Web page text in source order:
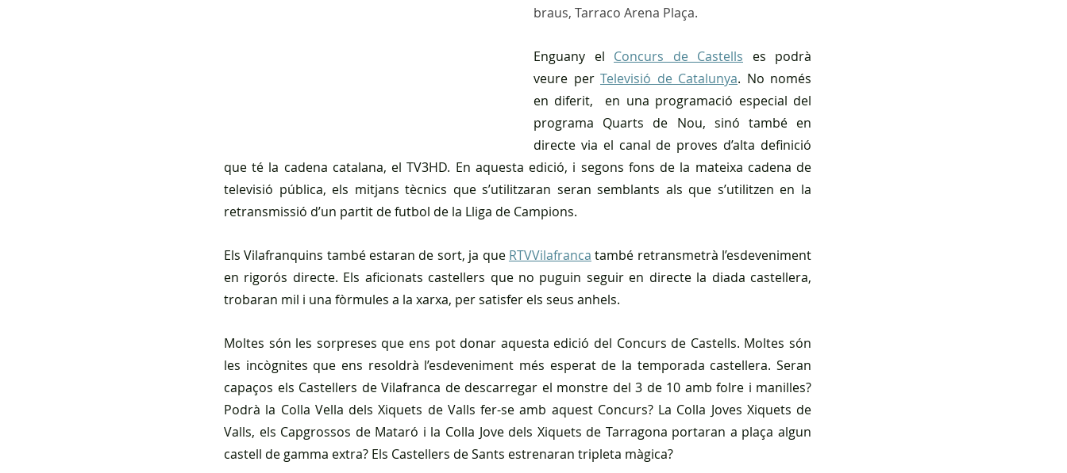
braus, Tarraco Arena Plaça.
Enguany el Concurs de Castells es podrà
veure per Televisió de Catalunya. No només
en diferit,  en una programació especial del
programa Quarts de Nou, sinó també en
directe via el canal de proves d’alta definició
que té la cadena catalana, el TV3HD. En aquesta edició, i segons fons de la mateixa cadena de
televisió pública, els mitjans tècnics que s’utilitzaran seran semblants als que s’utilitzen en la
retransmissió d’un partit de futbol de la Lliga de Campions.
Els Vilafranquins també estaran de sort, ja que RTVVilafranca també retransmetrà l’esdeveniment
en rigorós directe. Els aficionats castellers que no puguin seguir en directe la diada castellera,
trobaran mil i una fòrmules a la xarxa, per satisfer els seus anhels.
Moltes són les sorpreses que ens pot donar aquesta edició del Concurs de Castells. Moltes són
les incògnites que ens resoldrà l’esdeveniment més esperat de la temporada castellera. Seran
capaços els Castellers de Vilafranca de descarregar el monstre del 3 de 10 amb folre i manilles?
Podrà la Colla Vella dels Xiquets de Valls fer-se amb aquest Concurs? La Colla Joves Xiquets de
Valls, els Capgrossos de Mataró i la Colla Jove dels Xiquets de Tarragona portaran a plaça algun
castell de gamma extra? Els Castellers de Sants estrenaran tripleta màgica?